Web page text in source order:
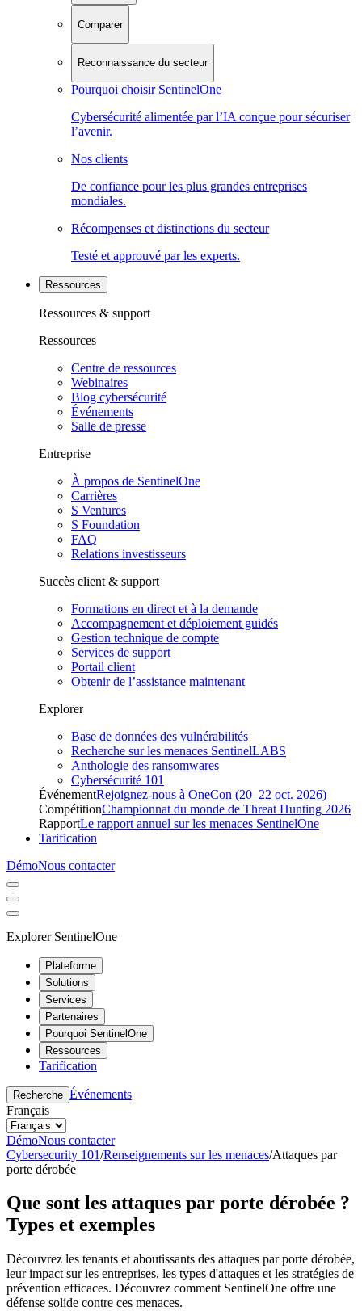
Comparer
Reconnaissance du secteur
Pourquoi choisir SentinelOne
Cybersécurité alimentée par l’IA conçue pour sécuriser
l’avenir.
Nos clients
De confiance pour les plus grandes entreprises
mondiales.
Récompenses et distinctions du secteur
Testé et approuvé par les experts.
Ressources
Ressources & support
Ressources
Centre de ressources
Webinaires
Blog cybersécurité
Événements
Salle de presse
Entreprise
À propos de SentinelOne
Carrières
S Ventures
S Foundation
FAQ
Relations investisseurs
Succès client & support
Formations en direct et à la demande
Accompagnement et déploiement guidés
Gestion technique de compte
Services de support
Portail client
Obtenir de l’assistance maintenant
Explorer
Base de données des vulnérabilités
Recherche sur les menaces SentinelLABS
Anthologie des ransomwares
Cybersécurité 101
ÉvénementRejoignez-nous à OneCon (20–22 oct. 2026)
CompétitionChampionnat du monde de Threat Hunting 2026
RapportLe rapport annuel sur les menaces SentinelOne
Tarification
DémoNous contacter
Explorer SentinelOne
Plateforme
Solutions
Services
Partenaires
Pourquoi SentinelOne
Ressources
Tarification
Recherche Événements
Français
DémoNous contacter
Cybersecurity 101/Renseignements sur les menaces/Attaques par
porte dérobée
Que sont les attaques par porte dérobée ?
Types et exemples
Découvrez les tenants et aboutissants des attaques par porte dérobée,
leur impact sur les entreprises, les types d'attaques et les stratégies de
prévention efficaces. Découvrez comment SentinelOne offre une
défense solide contre ces menaces.